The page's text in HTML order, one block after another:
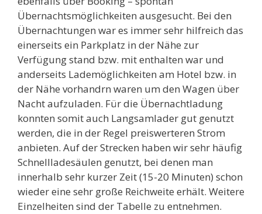
Übernachtsmöglichkeiten ausgesucht. Bei den
Übernachtungen war es immer sehr hilfreich das
einerseits ein Parkplatz in der Nähe zur
Verfügung stand bzw. mit enthalten war und
anderseits Lademöglichkeiten am Hotel bzw. in
der Nähe vorhandrn waren um den Wagen über
Nacht aufzuladen. Für die Übernachtladung
konnten somit auch Langsamlader gut genutzt
werden, die in der Regel preiswerteren Strom
anbieten. Auf der Strecken haben wir sehr häufig
Schnellladesäulen genutzt, bei denen man
innerhalb sehr kurzer Zeit (15-20 Minuten) schon
wieder eine sehr große Reichweite erhält. Weitere
Einzelheiten sind der Tabelle zu entnehmen.